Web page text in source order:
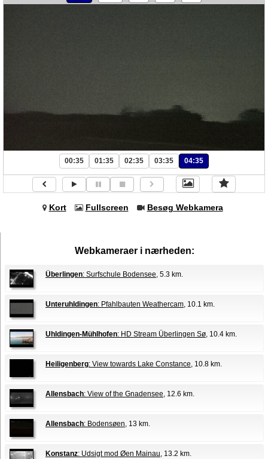
00:35 01:35 02:35 03:35 04:35
Kort Fullscreen Besøg Webkamera
Webkameraer i nærheden:
Überlingen: Surfschule Bodensee, 5.3 km.
Unteruhldingen: Pfahlbauten Weathercam, 10.1 km.
Uhldingen-Mühlhofen: HD Stream Überlingen Sø, 10.4 km.
Heiligenberg: View towards Lake Constance, 10.8 km.
Allensbach: View of the Gnadensee, 12.6 km.
Allensbach: Bodensøen, 13 km.
Konstanz: Udsigt mod Øen Mainau, 13.2 km.